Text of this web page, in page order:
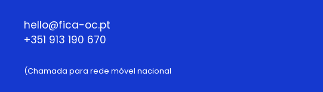
hello@fica-oc.pt
+351 913 190 670
(Chamada para rede móvel nacional